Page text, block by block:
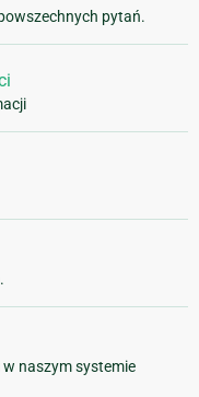
pytań.
w naszym systemie